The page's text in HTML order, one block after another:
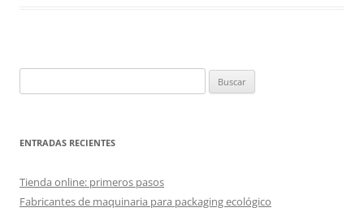
ENTRADAS RECIENTES
Tienda online: primeros pasos
Fabricantes de maquinaria para packaging ecológico